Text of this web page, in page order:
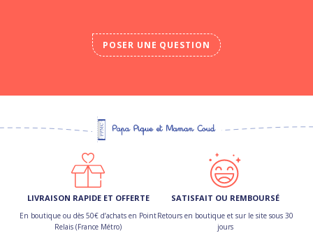
POSER UNE QUESTION
LIVRAISON RAPIDE ET OFFERTE
En boutique ou dès 50€ d’achats en Point
Relais (France Métro)
SATISFAIT OU REMBOURSÉ
Retours en boutique et sur le site sous 30
jours